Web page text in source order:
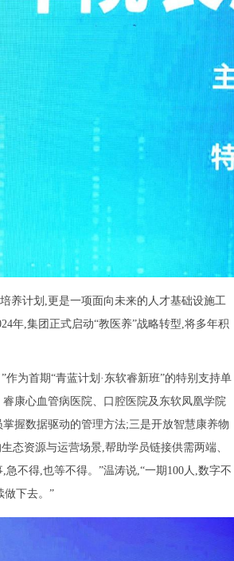
养计划,更是一项面向未来的人才基础设施工
年,集团正式启动“教医养”战略转型,将多年积
为首期“青蓝计划·东软睿新班”的特别支持单
康心血管病医院、口腔医院及东软凤凰学院
握数据驱动的管理方法;三是开放智慧康养物
态资源与运营场景,帮助学员链接供需两端、
不得,也等不得。”温涛说,“一期100人,数字不
做下去。”